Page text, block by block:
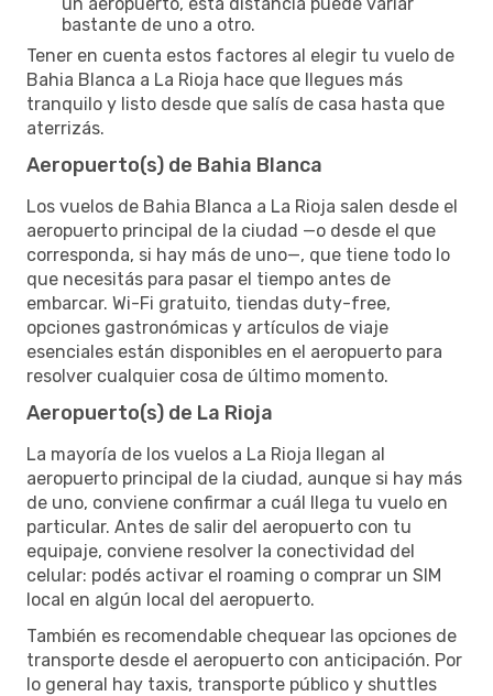
bastante de uno a otro.
Tener en cuenta estos factores al elegir tu vuelo de
Bahia Blanca a La Rioja hace que llegues más
tranquilo y listo desde que salís de casa hasta que
aterrizás.
Aeropuerto(s) de Bahia Blanca
Los vuelos de Bahia Blanca a La Rioja salen desde el
aeropuerto principal de la ciudad —o desde el que
corresponda, si hay más de uno—, que tiene todo lo
que necesitás para pasar el tiempo antes de
embarcar. Wi-Fi gratuito, tiendas duty-free,
opciones gastronómicas y artículos de viaje
esenciales están disponibles en el aeropuerto para
resolver cualquier cosa de último momento.
Aeropuerto(s) de La Rioja
La mayoría de los vuelos a La Rioja llegan al
aeropuerto principal de la ciudad, aunque si hay más
de uno, conviene confirmar a cuál llega tu vuelo en
particular. Antes de salir del aeropuerto con tu
equipaje, conviene resolver la conectividad del
celular: podés activar el roaming o comprar un SIM
local en algún local del aeropuerto.
También es recomendable chequear las opciones de
transporte desde el aeropuerto con anticipación. Por
lo general hay taxis, transporte público y shuttles